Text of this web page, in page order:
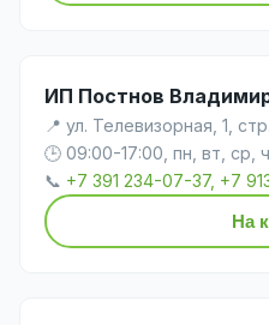
ИП Постнов
📍 ул. Телевизорная, 1,
🕒 09:00-17:00, пн, вт, ср,
📞 +7 391 234-07-37, +7
На